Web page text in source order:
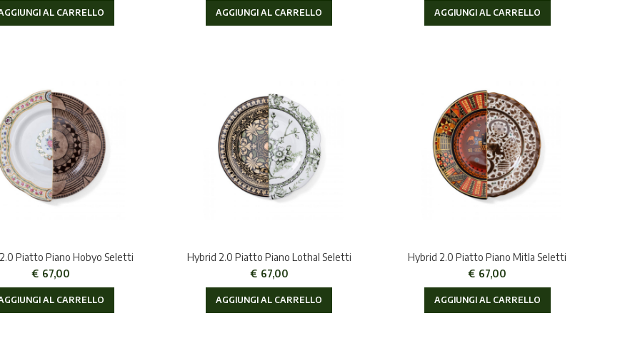
AL CARRELLO AGGIUNGI AL CARRELLO AGGIUNGI AL CARRELLO
Piatto Piano Hobyo Seletti
€ 67,00
AL CARRELLO
Hybrid 2.0 Piatto Piano Lothal Seletti
€ 67,00
AGGIUNGI AL CARRELLO
Hybrid 2.0 Piatto Piano Mitla Seletti
€ 67,00
AGGIUNGI AL CARRELLO